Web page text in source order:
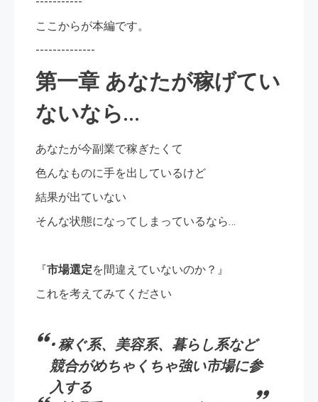
ここからが本編です。
--------------
第一章 あなたが稼げてい
ないなら…
あなたが今副業で稼ぎたくて
色んなものに手を出しているけど
結果が出ていない
そんな状態になってしまっているなら…
『市場選定を間違えていないのか？』
これを考えてみてください
• 稼ぐ系、美容系、暮らし系など
競合がめちゃくちゃ強い市場に参
入する